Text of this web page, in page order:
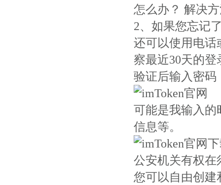
怎么办？ 解决
2、如果您忘记
还可以使用电话
察最近30天的
验证后输入密码
可能是我输入的
信息等。
公安机关有权在
您可以自由创建